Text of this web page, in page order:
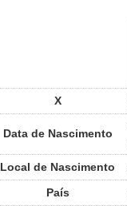
X
Data de Nascimento
Local de Nascimento
País